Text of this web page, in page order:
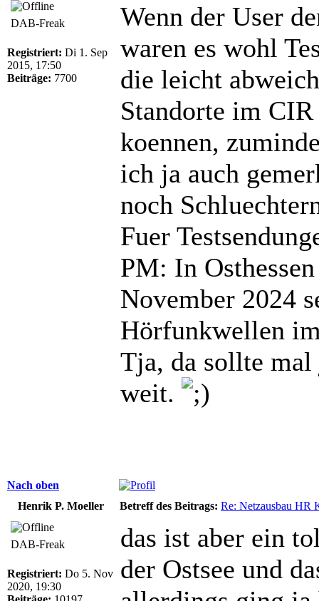
DAB-Freak
Registriert: Di 1. Sep
2015, 17:50
Beiträge: 7700
Wenn der User
waren es wohl
die leicht
Standorte im
koennen,
ich ja auch
noch
Fuer
PM: In
November 2024
Hörfunkwellen
Tja, da sollte
weit.
Nach oben
Henrik P. Moeller
Betreff des Beitrags: Re: Netzausbau HR
DAB-Freak
Registriert: Do 5. Nov
2020, 19:30
das ist aber ein
der Ostsee und